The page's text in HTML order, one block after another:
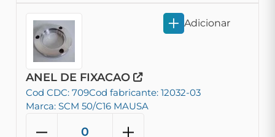
ANEL DE FIXACAO
Cod CDC: 709Cod fabricante: 12032-03
Marca: SCM 50/C16 MAUSA
Adicionar